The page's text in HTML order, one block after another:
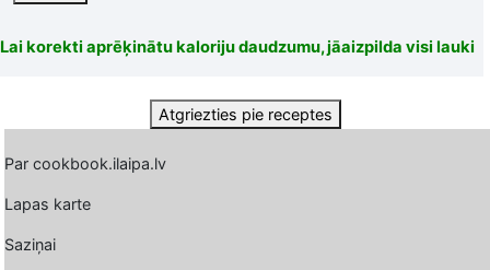
Lai korekti aprēķinātu kaloriju daudzumu, jāaizpilda visi lauki
Atgriezties pie receptes
Par cookbook.ilaipa.lv
Lapas karte
Saziņai